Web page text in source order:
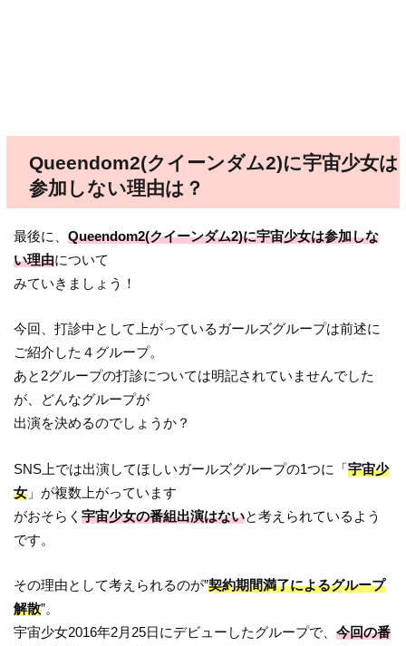
Queendom2(クイーンダム2)に宇宙少女は
参加しない理由は？
最後に、Queendom2(クイーンダム2)に宇宙少女は参加しな
い理由について
みていきましょう！
今回、打診中として上がっているガールズグループは前述に
ご紹介した４グループ。
あと2グループの打診については明記されていませんでした
が、どんなグループが
出演を決めるのでしょうか？
SNS上では出演してほしいガールズグループの1つに「宇宙少
女 」が複数上がっています
がおそらく宇宙少女の番組出演はないと考えられているよう
です。
その理由として考えられるのが”契約期間満了によるグループ
解散”。
宇宙少女2016年2月25日にデビューしたグループで、今回の番